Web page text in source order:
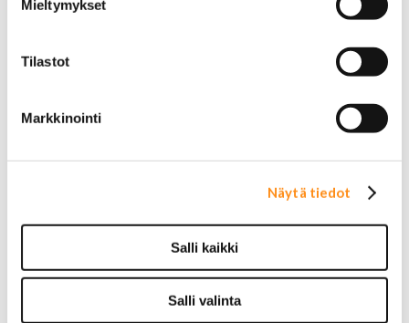
Mieltymykset
Tilastot
Markkinointi
Näytä tiedot
Salli kaikki
Salli valinta
Ajovalokytkimet
Lasinnostimen kytkimet
Lämmityslaitteen osat
Nelivedon kytkimet
Ovivalokykimet